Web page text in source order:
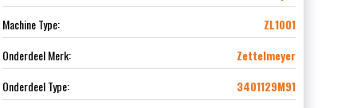
Machine Type:
ZL1001
Onderdeel Merk:
Zettelmeyer
Onderdeel Type:
3401129M91